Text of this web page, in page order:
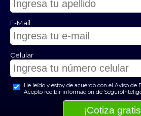
E-Mail
Celular
He leído y estoy de acuerdo con el Aviso de
Acepto recibir información de
¡Cotiza